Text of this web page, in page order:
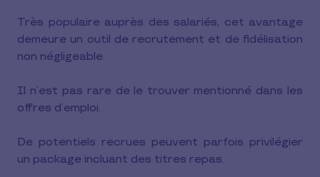
Très populaire auprès des salariés, cet avantage
demeure un outil de recrutement et de fidélisation
non négligeable.
Il n’est pas rare de le trouver mentionné dans les
offres d’emploi.
De potentiels recrues peuvent parfois privilégier
un package incluant des titres repas.